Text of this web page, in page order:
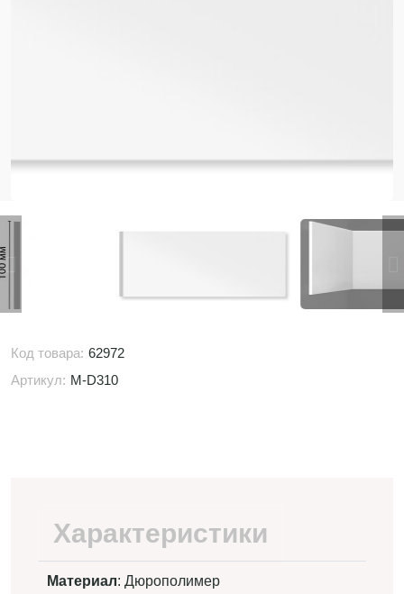
Код товара: 62972
Артикул: M-D310
Характеристики
Материал: Дюрополимер